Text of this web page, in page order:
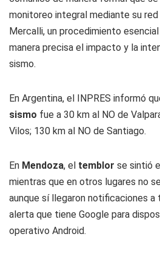
monitoreo integral mediante su
Mercalli, un procedimiento
manera precisa el impacto y la
sismo.
En Argentina, el INPRES informó
sismo fue a 30 km al NO de
Vilos; 130 km al NO de Santiago.
En Mendoza, el temblor se sintió
mientras que en otros lugares no
aunque sí llegaron notificaciones
alerta que tiene Google para
operativo Android.